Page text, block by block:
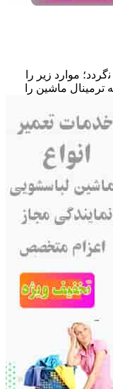
موارد زیر را
ﺑﺮق ﺑﻪ ﺗﺮﻣﯿﻨﺎل ﻣﺎﺷﯿﻦ را